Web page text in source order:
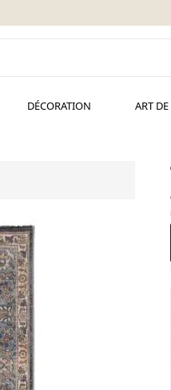
DÉCORATION ART